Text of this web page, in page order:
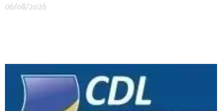
06/08/2026